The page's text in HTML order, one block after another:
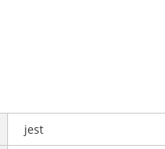
jest